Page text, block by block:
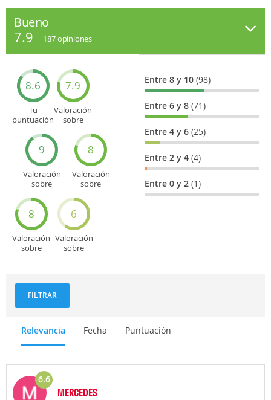
Bueno
7.9 187opiniones
8.6
Tu
puntuación
7.9
Valoración
sobre
9
Valoración
sobre
8
Valoración
sobre
turísticos
8
Valoración
sobre
6
Valoración
sobre
Entre 8 y 10(98)
Entre 6 y 8(71)
Entre 4 y 6(25)
Entre 2 y 4(4)
Entre 0 y 2(1)
FILTRAR
Relevancia Fecha Puntuación
6.6
MERCEDES